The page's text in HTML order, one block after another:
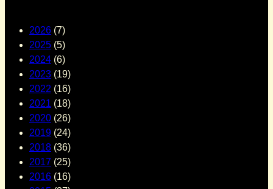
2026 (7)
2025 (5)
2024 (6)
2023 (19)
2022 (16)
2021 (18)
2020 (26)
2019 (24)
2018 (36)
2017 (25)
2016 (16)